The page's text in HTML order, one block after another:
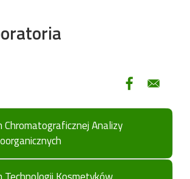
Chromatograficznej Analizy
Laboratorium